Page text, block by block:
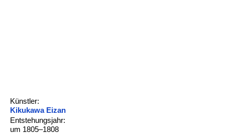
Künstler:
Kikukawa Eizan
Entstehungsjahr:
um 1805–1808